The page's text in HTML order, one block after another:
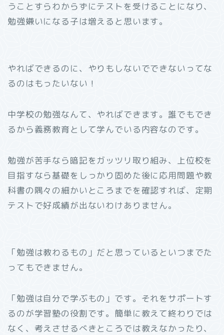
うことすらわからずにテストを受けることになり、
勉強嫌いになる子は増えると思います。
やればできるのに、やりもしないでできないってな
るのはもったいない！
中学校の勉強なんて、やればできます。誰でもでき
るから義務教育として学んでいる内容なのです。
勉強が苦手なら暗記をガッツリ取り組み、上位校を
目指すなら基礎をしっかり固めた後に応用問題や教
科書の隅々の細かいところまでを確認すれば、定期
テストで好成績が出ないわけありません。
「勉強は教わるもの」だと思っているといつまでた
ってもできません。
「勉強は自分で学ぶもの」です。それをサポートす
るのが学習塾の役割です。簡単に教えて終わりでは
なく、考えさせるべきところでは教えなかったり、